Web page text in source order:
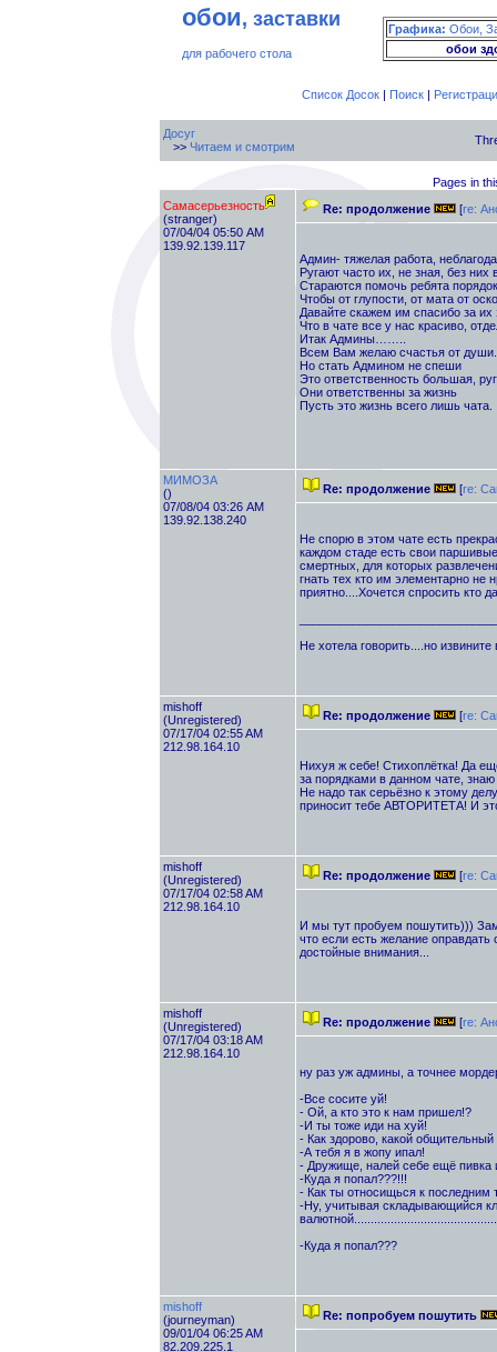
обои, заставки
для рабочего стола
Графика: Обои,
обои
Список Досок| Поиск|
Досуг
>> Читаем и смотрим
Pages in
Самасерьезность
(stranger)
07/04/04 05:50 AM
139.92.139.117
Re: продолжение [re:
Админ- тяжелая работа,
Ругают часто их, не зная, без них
Стараются помочь ребята
Чтобы от глупости, от мата от
Давайте скажем им спасибо за их
Что в чате все у нас красиво,
Итак Админы……..
Всем Вам желаю счастья от души.
Но стать Админом не спеши
Это ответственность большая,
Они ответственны за жизнь
Пусть это жизнь всего лишь чата.
МИМОЗА
()
07/08/04 03:26 AM
139.92.138.240
Re: продолжение [re:
Не спорю в этом чате есть
каждом стаде есть свои
смертных, для которых
гнать тех кто им элементарно не
приятно....Хочется спросить кто
Не хотела говорить....но
mishоff
(Unregistered)
07/17/04 02:55 AM
212.98.164.10
Re: продолжение [re:
Нихуя ж себе! Стихоплётка! Да
за порядками в данном чате,
Не надо так серьёзно к этому
приносит тебе АВТОРИТЕТА! И
mishоff
(Unregistered)
07/17/04 02:58 AM
212.98.164.10
Re: продолжение [re:
И мы тут пробуем пошутить)))
что если есть желание
достойные внимания...
mishоff
(Unregistered)
07/17/04 03:18 AM
212.98.164.10
Re: продолжение [re:
ну раз уж админы, а точнее
-Все сосите уй!
- Ой, а кто это к нам пришел!?
-И ты тоже иди на хуй!
- Как здорово, какой
-А тебя я в жопу ипал!
- Дружище, налей себе ещё пивка
-Куда я попал???!!!
- Как ты относищься к
-Ну, учитывая складывающийся
-Куда я попал???
mishoff
(journeyman)
09/01/04 06:25 AM
82.209.225.1
Re: попробуем пошутить